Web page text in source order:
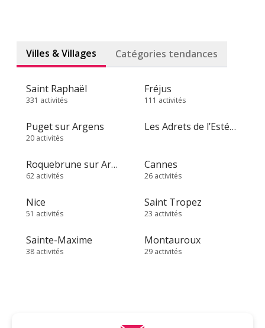
Villes & Villages Catégories tendances
Saint Raphaël
331 activités
Fréjus
111 activités
Puget sur Argens
20 activités
Les Adrets de l’Estérel
Roquebrune sur Argens
62 activités
Cannes
26 activités
Nice
51 activités
Saint Tropez
23 activités
Sainte-Maxime
38 activités
Montauroux
29 activités